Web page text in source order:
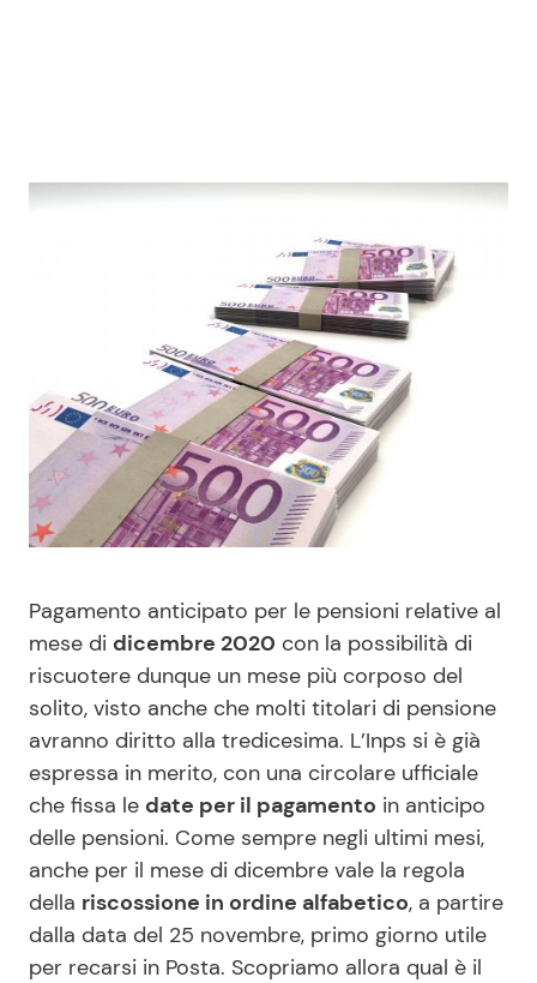
News Spettacolo
Benessere
Casa
Mondo Mamma
News benessere
Salute
Viaggi e Turismo
Festività
Cucina e Ricette
Consigli di Cucina
Le Ricette in TV
Primi Piatti
Ricette Facili e Veloci
Ricette Feste
Ricette per Bambini
Pagamento anticipato per le pensioni relative al
mese di dicembre 2020 con la possibilità di
riscuotere dunque un mese più corposo del
solito, visto anche che molti titolari di pensione
avranno diritto alla tredicesima. L’Inps si è già
espressa in merito, con una circolare ufficiale
che fissa le date per il pagamento in anticipo
delle pensioni. Come sempre negli ultimi mesi,
anche per il mese di dicembre vale la regola
della riscossione in ordine alfabetico, a partire
dalla data del 25 novembre, primo giorno utile
per recarsi in Posta. Scopriamo allora qual è il